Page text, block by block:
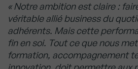
« Notre ambition est claire :
véritable allié business du
adhérents. Mais cette
fin en soi. Tout ce que nous
formation, accompagnement